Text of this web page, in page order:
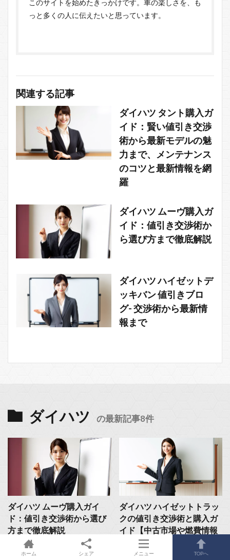
このサイトを始めたきっかけです。車の楽しさを、も
っと多くの人に伝えたいと思っています。
関連する記事
ダイハツ タント購入ガ
イド：賢い値引き交渉
術から最新モデルの魅
力まで、メンテナンス
のコツと最新情報を網
羅
ダイハツ ムーヴ購入ガ
イド：値引き交渉術か
ら選び方まで徹底解説
ダイハツ ハイゼットデ
ッキバン 値引きブロ
グ- 交渉術から最新情
報まで
ダイハツ の最新記事8件
ダイハツ ムーヴ購入ガイ
ド：値引き交渉術から選び
方まで徹底解説
ダイハツ ハイゼットトラッ
クの値引き交渉術と購入ガ
イド【中古市場や燃費情報
ホーム シェア メニュー TOPへ